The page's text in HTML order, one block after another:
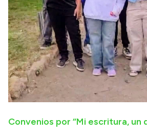
Convenios por “Mi escritura, un